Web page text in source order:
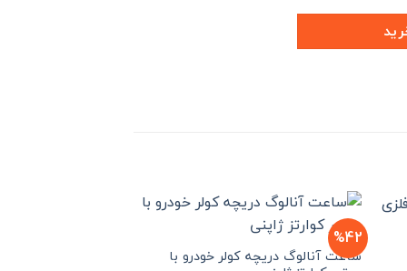
%42
ساعت آنالوگ دریچه کولر خودرو با